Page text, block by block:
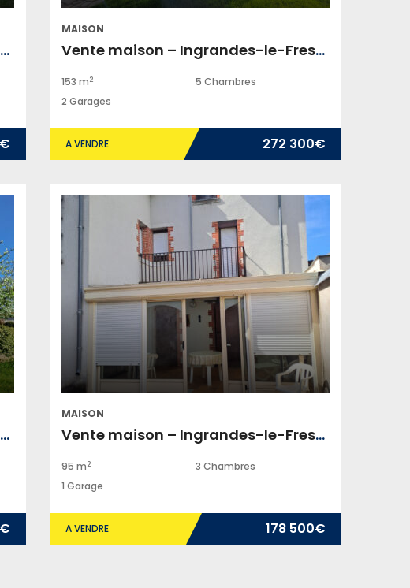
Vente maison – Ingrandes-le-Fresne-sur-Loire
MAISON
Vente maison – Ingrandes-le-Fresne-sur-Loire
153 m2
5 Chambres
2 Garages
A VENDRE 272 300€
Vente maison – Ingrandes-le-Fresne-sur-Loire
MAISON
Vente maison – Ingrandes-le-Fresne-sur-Loire
95 m2
3 Chambres
1 Garage
A VENDRE 178 500€